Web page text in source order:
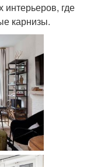
где
карнизы.